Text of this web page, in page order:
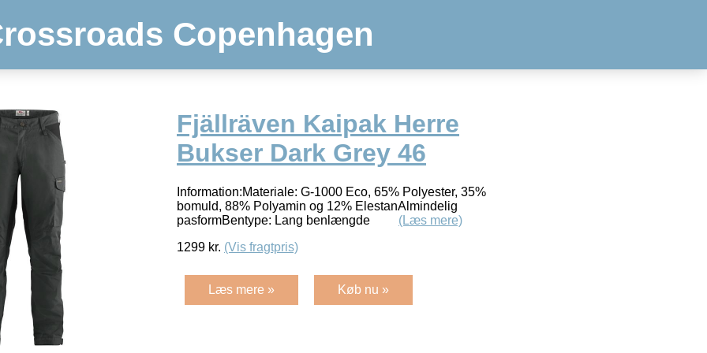
Copenhagen
Fjällräven Kaipak Herre
Bukser Dark Grey 46
Information:Materiale: G-1000 Eco, 65% Polyester, 35%
bomuld, 88% Polyamin og 12% ElestanAlmindelig
pasformBentype: Lang benlængde (Læs mere)
1299 kr. (Vis fragtpris)
Læs mere » Køb nu »